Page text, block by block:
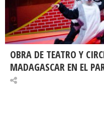
OBRA DE TEATRO Y
MADAGASCAR EN EL